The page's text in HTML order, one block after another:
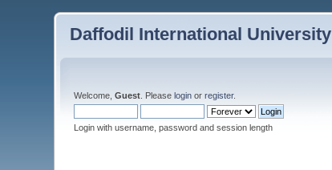
Daffodil International University
Welcome,Guest . Pleaselogin orregister.
Login with username, password and session length